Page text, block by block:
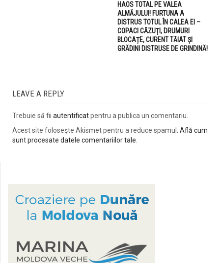
HAOS TOTAL PE VALEA
ALMĂJULUI! FURTUNA A
DISTRUS TOTUL ÎN CALEA EI –
COPACI CĂZUȚI, DRUMURI
BLOCAȚE, CURENT TĂIAT ȘI
GRĂDINI DISTRUSE DE GRINDINĂ!
LEAVE A REPLY
Trebuie să fii autentificatpentru a publica un comentariu.
Acest site folosește Akismet pentru a reduce spamul. Află cum
sunt procesate datele comentariilor tale.